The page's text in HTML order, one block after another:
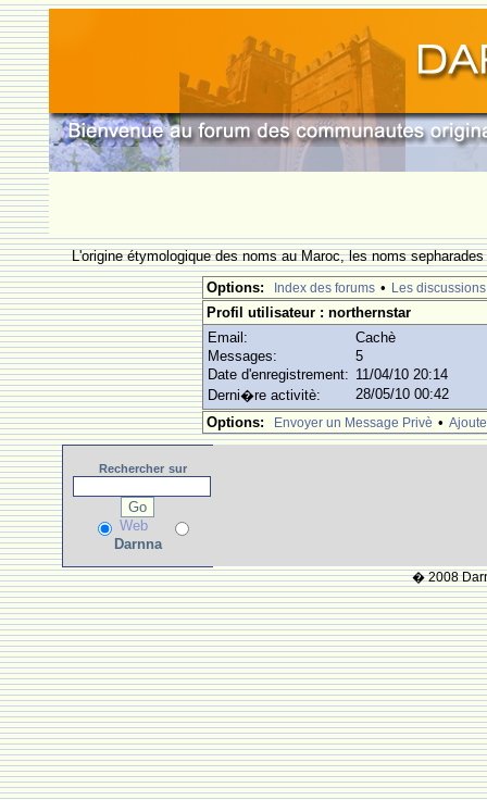
L'origine étymologique des noms au Maroc, les noms
Options:
Index des forums • Les discussions
Profil utilisateur : northernstar
Email:
Cachè
Messages:
5
Date d'enregistrement: 11/04/10 20:14
Derni�re activitè:
28/05/10 00:42
Options:
Envoyer un Message Privè •
Rechercher sur
Web
Darnna
� 2008